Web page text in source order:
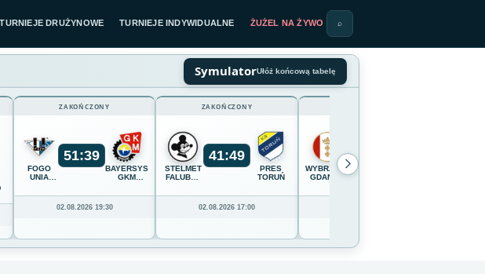
TURNIEJE DRUŻYNOWE TURNIEJE INDYWIDUALNE ŻUŻEL NA ŻYWO ⌕
SymulatorUłóż końcową tabelę
ZAKOŃCZONY
FOGO
UNIA
51:39
BAYERSYSTEM
GKM
02.08.2026 19:30
ZAKOŃCZONY
STELMET
FALUBAZ
GÓRA
41:49
PRES
TORUŃ
02.08.2026 17:00
WYBRZEŻE
GDAŃSK
54